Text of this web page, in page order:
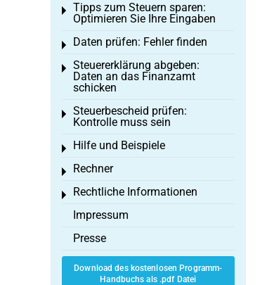
Tipps zum Steuern sparen:
Optimieren Sie Ihre Eingaben
Toggle menu
Daten prüfen: Fehler finden
Toggle menu
Steuererklärung abgeben:
Daten an das Finanzamt
schicken
Toggle menu
Steuerbescheid prüfen:
Kontrolle muss sein
Toggle menu
Hilfe und Beispiele
Toggle menu
Rechner
Toggle menu
Rechtliche Informationen
Toggle menu
Impressum
Presse
Download des kostenlosen Programm-
Handbuchs als .pdf Datei